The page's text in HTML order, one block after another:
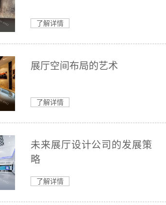
了解详情
展厅空间布局的艺术
了解详情
未来展厅设计公司的发展策
略
了解详情